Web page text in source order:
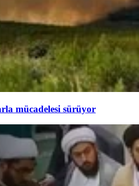
mücadelesi sürüyor